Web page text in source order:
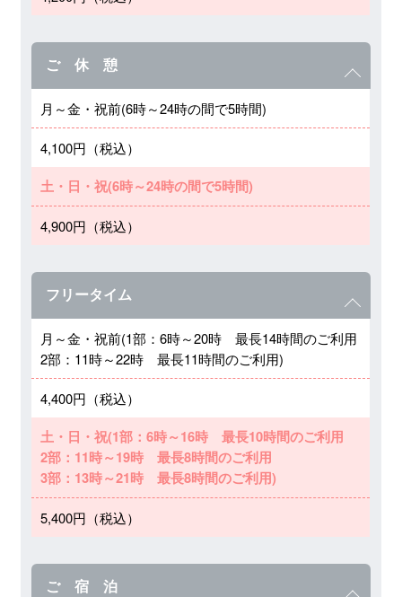
ご 休 憩
月～金・祝前(6時～24時の間で5時間)
4,100円（税込）
土・日・祝(6時～24時の間で5時間)
4,900円（税込）
フリータイム
月～金・祝前(1部：6時～20時 最長14時間のご利用
2部：11時～22時 最長11時間のご利用)
4,400円（税込）
土・日・祝(1部：6時～16時 最長10時間のご利用
2部：11時～19時 最長8時間のご利用
3部：13時～21時 最長8時間のご利用)
5,400円（税込）
ご 宿 泊